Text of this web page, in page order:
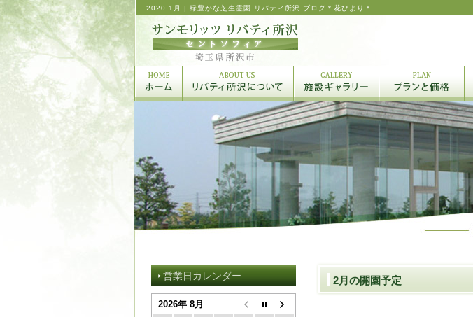
2020 1月 | 緑豊かな芝生霊園 リバティ所沢 ブログ＊花びより＊
2月の開園予定
営業日カレンダー
2026年 8月